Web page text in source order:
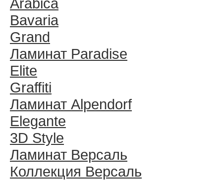
Bavaria
Grand
Ламинат Paradise
Elite
Graffiti
Ламинат Alpendorf
Elegante
3D Style
Ламинат Версаль
Коллекция Версаль